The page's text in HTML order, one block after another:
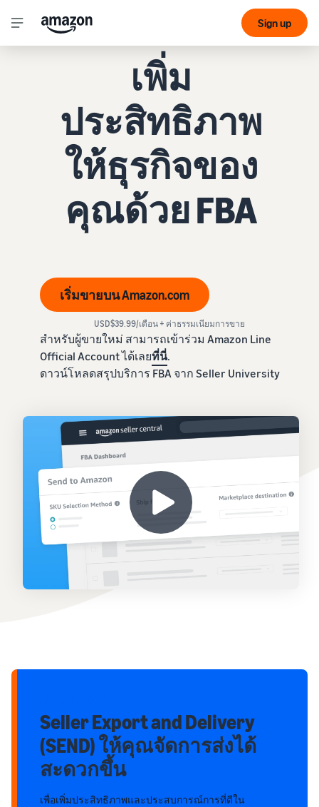
Sign up
เพิ่ม
ประสิทธิภาพ
ให้ธุรกิจของ
คุณด้วย FBA
เริ่มขายบน Amazon.com
USD$39.99/เดือน + ค่าธรรมเนียมการขาย
สำหรับผู้ขายใหม่ สามารถเข้าร่วม Amazon Line
Official Account ได้เลยที่นี่.
ดาวน์โหลดสรุปบริการ FBA จาก Seller University
Seller Export and Delivery
(SEND) ให้คุณจัดการส่งได้
สะดวกขึ้น
เพื่อเพิ่มประสิทธิภาพและประสบการณ์การที่ดีใน